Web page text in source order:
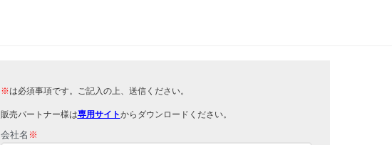
※は必須事項です。ご記入の上、送信ください。
販売パートナー様は専用サイトからダウンロードください。
会社名 ※